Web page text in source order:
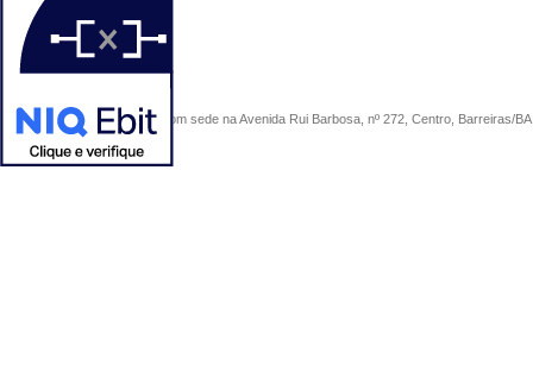
COMERCIAL SÃO PAULO, com sede na Avenida Rui Barbosa, nº 272, Centro, Barreiras/